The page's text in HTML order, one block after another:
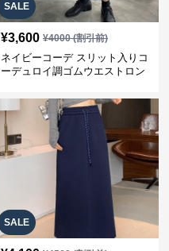
SALE
¥3,600 ¥4000(割引前)
ネイビーコーデ スリット入りコ
ーデュロイ調ゴムウエストロン
SALE